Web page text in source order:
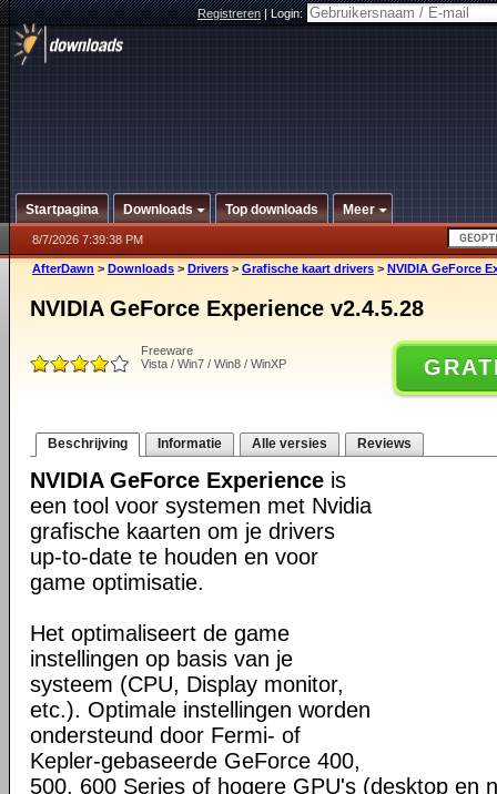
Registreren|Login:
Startpagina Downloads Top downloads Meer
8/7/2026 7:39:38 PM
AfterDawn > Downloads > Drivers > Grafische kaart drivers > NVIDIA GeForce
NVIDIA GeForce Experience v2.4.5.28
Freeware
Vista / Win7 / Win8 / WinXP
Beschrijving Informatie Alle versies Reviews
NVIDIA GeForce Experience is
een tool voor systemen met Nvidia
grafische kaarten om je drivers
up-to-date te houden en voor
game optimisatie.
Het optimaliseert de game
instellingen op basis van je
systeem (CPU, Display monitor,
etc.). Optimale instellingen worden
ondersteund door Fermi- of
Kepler-gebaseerde GeForce 400,
500, 600 Series of hogere GPU's (desktop en